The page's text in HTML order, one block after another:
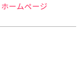
ホームページ